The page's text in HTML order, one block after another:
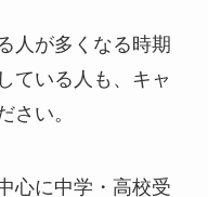
人が多くなる時期
ている人も、キャ
さい。
心に中学・高校受